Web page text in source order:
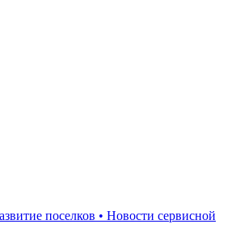
поселков • Новости сервисной